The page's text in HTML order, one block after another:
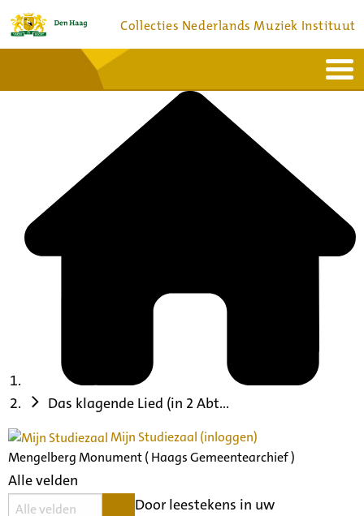
Collecties Nederlands Muziek Instituut
Bronnen en collecties
Das klagende Lied (in 2 Abt...
Mijn Studiezaal (inloggen)
Mengelberg Monument ( Haags Gemeentearchief )
Alle velden
Door leestekens in uw